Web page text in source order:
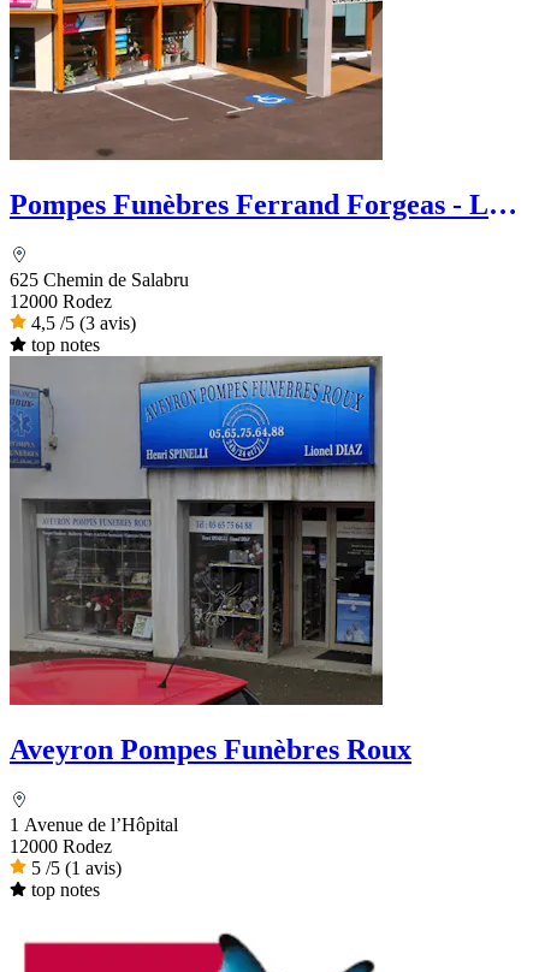
Pompes Funèbres Ferrand Forgeas - Le
625 Chemin de Salabru
12000 Rodez
4,5 /5 (3 avis)
top notes
Aveyron Pompes Funèbres Roux
1 Avenue de l’Hôpital
12000 Rodez
5 /5 (1 avis)
top notes